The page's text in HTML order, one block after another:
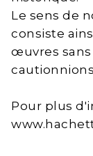
Le sens de
consiste
œuvres
Pour plus